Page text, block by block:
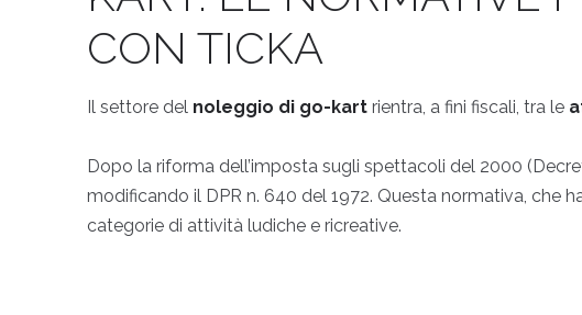
CON TICKA
Il settore del noleggio di go-kart rientra, a fini fiscali, tra le
Dopo la riforma dell’imposta sugli spettacoli del 2000
modificando il DPR n. 640 del 1972. Questa normativa,
categorie di attività ludiche e ricreative.